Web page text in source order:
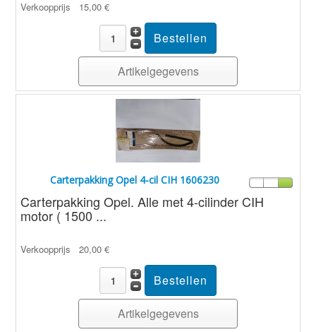
Verkoopprijs 15,00 €
Artikelgegevens
Carterpakking Opel 4-cil CIH 1606230
Carterpakking Opel. Alle met 4-cilinder CIH
motor ( 1500 ...
Verkoopprijs 20,00 €
Artikelgegevens